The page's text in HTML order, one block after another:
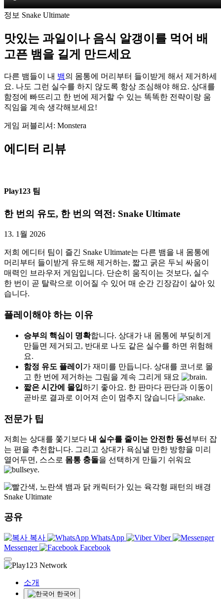
정보 Snake Ultimate
맛있는 과일이나 음식 알갱이를 먹어 배
고픈 뱀을 길게 만드세요
다른 뱀들이 내 뱀의 몸통에 머리부터 들이받게 해서 제거하세
요. 나도 그런 실수를 하지 않도록 항상 조심해야 해요. 상대를
함정에 빠뜨리고 한 번에 제거할 수 있는 똑똑한 전략이랑 움
직임을 계속 생각해보세요!
게임 퍼블리셔: Monstera
에디터 리뷰
Play123 팀
한 번의 유도, 한 번의 역전: Snake Ultimate
13. 1월 2026
저희 에디터 팀이 즐긴 Snake Ultimate는 다른 뱀을 내 몸통에
머리부터 들이받게 유도해 제거하는, 짧고 굵은 두뇌 싸움이
매력인 브라우저 게임입니다. 단순히 움직이는 것보다, 실수
한 번이 곧 탈락으로 이어질 수 있어 매 순간 긴장감이 살아 있
습니다.
플레이해야 하는 이유
승부의 핵심이 명확합니다. 상대가 내 몸통에 부딪히게
만들면 제거되고, 반대로 나도 같은 실수를 하면 위험해
요.
함정 유도 플레이 가 재미를 만듭니다. 상대를 코너로 몰
고 한 번에 제거하는 그림을 계속 그리게 돼요
.
짧은 시간에 몰입하기 좋아요. 한 판마다 판단과 이동이
곧바로 결과로 이어져 손이 멈추지 않습니다
.
전문가 팁
저희는 상대를 쫓기보다 내 실수를 줄이는 안전한 동선 부터 잡
는 편을 추천합니다. 그리고 상대가 욕심낼 만한 방향을 미리
열어두면, 스스로 몸통 충돌을 선택하게 만들기 쉬워요
.
Snake Ultimate
공유
복사 WhatsApp
Viber
Messenger
Facebook
소개
한국어